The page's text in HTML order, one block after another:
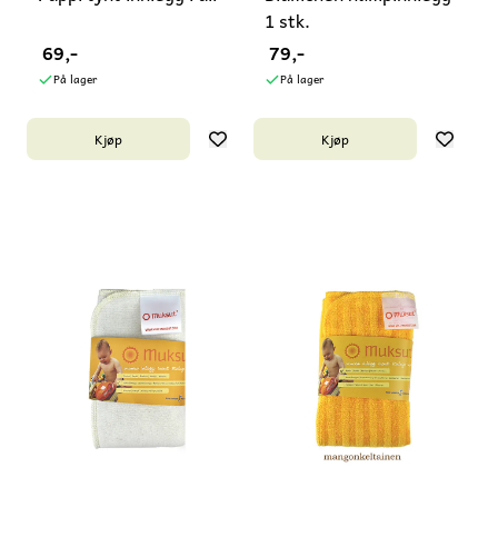
69,-
På lager
Kjøp
1 stk.
79,-
På lager
Kjøp